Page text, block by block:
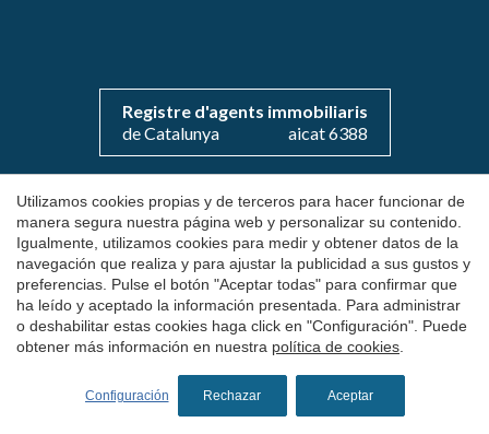
Registre d'agents immobiliaris
de Catalunya
aicat 6388
Copyright 2026 © aOficinas
Alquiler y venta de oficinas exclusivas
AICAT 6388
Aviso Legal
Política de Cookies
byiEstrategic
Utilizamos cookies propias y de terceros para hacer funcionar de
manera segura nuestra página web y personalizar su contenido.
Igualmente, utilizamos cookies para medir y obtener datos de la
navegación que realiza y para ajustar la publicidad a sus gustos y
preferencias. Pulse el botón "Aceptar todas" para confirmar que
ha leído y aceptado la información presentada. Para administrar
o deshabilitar estas cookies haga click en "Configuración". Puede
obtener más información en nuestra política de cookies
Configuración Rechazar Aceptar